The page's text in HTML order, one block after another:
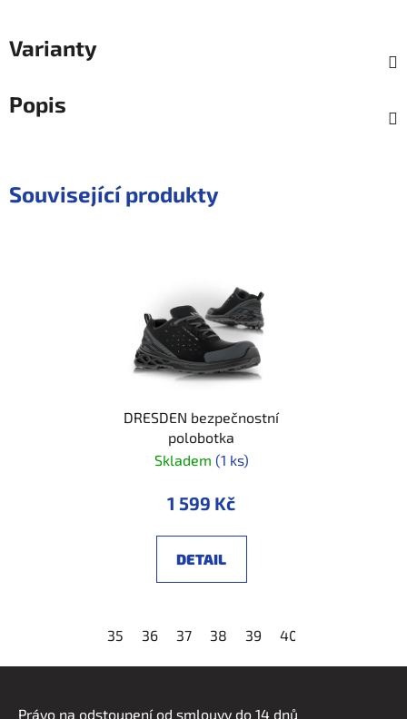
Varianty
Popis
Související produkty
DRESDEN bezpečnostní
polobotka
Skladem (1 ks)
1 599 Kč
DETAIL
35 36 37 38 39 40
Právo na odstoupení od smlouvy do 14 dnů